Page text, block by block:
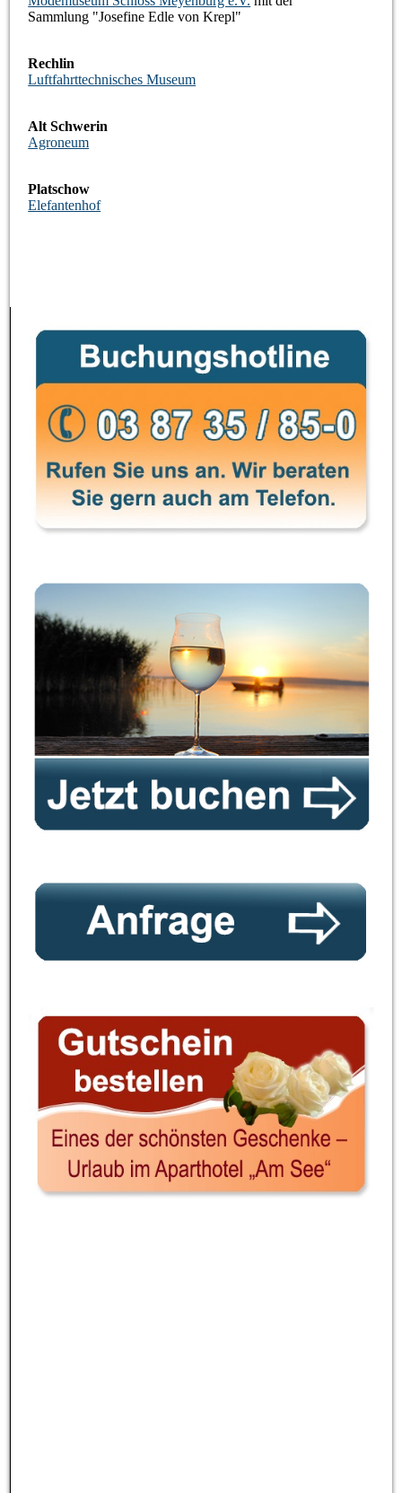
Sammlung "Josefine Edle von Krepl"
Rechlin
Luftfahrttechnisches Museum
Alt Schwerin
Agroneum
Platschow
Elefantenhof